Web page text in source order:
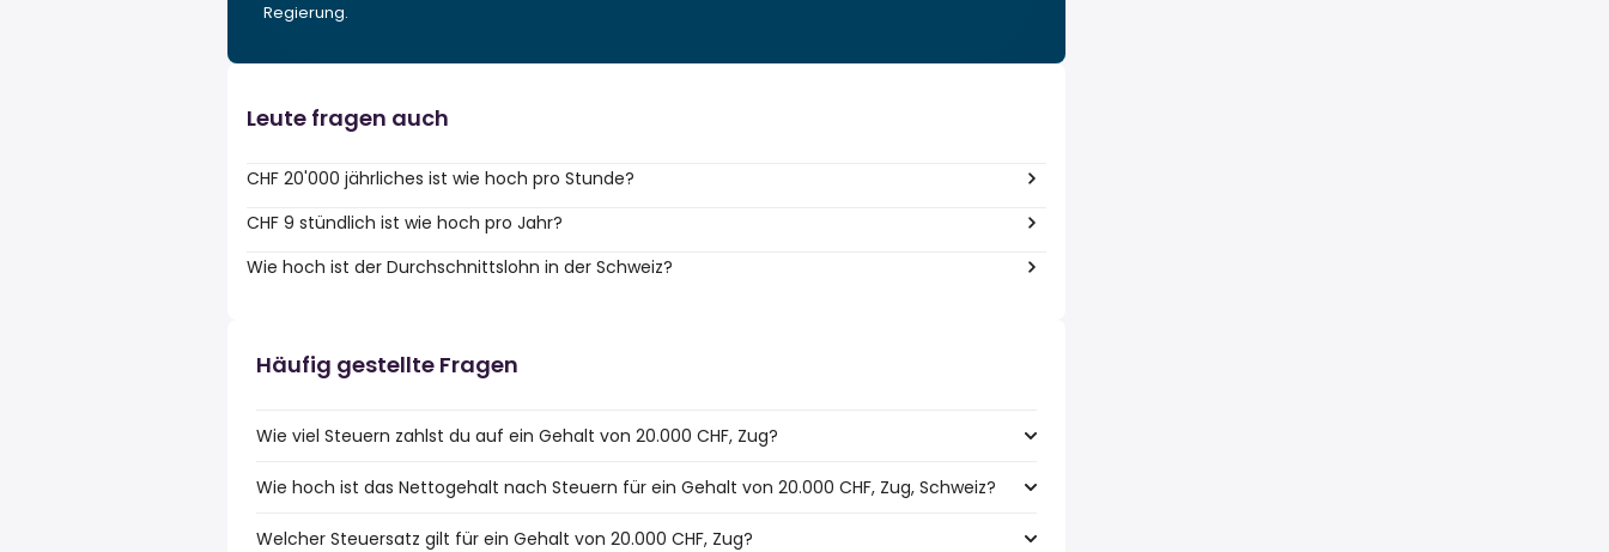
Regierung.
Leute fragen auch
CHF 20'000 jährliches ist wie hoch pro Stunde?
CHF 9 stündlich ist wie hoch pro Jahr?
Wie hoch ist der Durchschnittslohn in der Schweiz?
Häufig gestellte Fragen
Wie viel Steuern zahlst du auf ein Gehalt von 20.000 CHF, Zug?
Wie hoch ist das Nettogehalt nach Steuern für ein Gehalt von 20.000 CHF, Zug, Schweiz?
Welcher Steuersatz gilt für ein Gehalt von 20.000 CHF, Zug?